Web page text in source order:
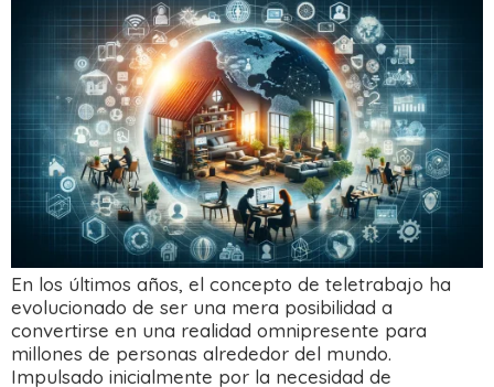
En los últimos años, el concepto de teletrabajo ha
evolucionado de ser una mera posibilidad a
convertirse en una realidad omnipresente para
millones de personas alrededor del mundo.
Impulsado inicialmente por la necesidad de